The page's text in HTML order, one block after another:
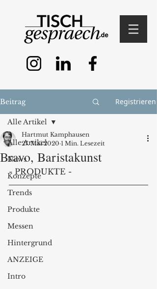
Beitrag Registrieren
Alle Artikel
News
Konzepte
Trends
Produkte
Messen
Hintergrund
ANZEIGE
Intro
Alle Artikel
Bravo, Baristakunst
Hartmut Kamphausen
27. Mai 2020 1 Min. Lesezeit
- PRODUKTE -